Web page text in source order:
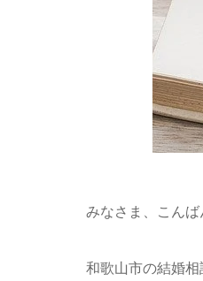
みなさま、こんば
和歌山市の結婚相